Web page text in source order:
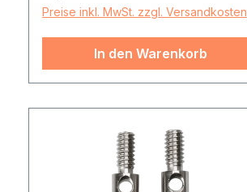
Preise inkl. MwSt. zzgl. Versandkosten
In den Warenkorb